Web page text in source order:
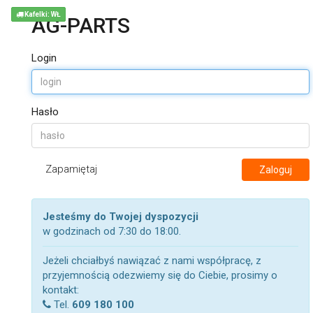
AG-PARTS
Login
Hasło
Zapamiętaj Zaloguj
Jesteśmy do Twojej dyspozycji
w godzinach od 7:30 do 18:00.
Jeżeli chciałbyś nawiązać z nami współpracę, z
przyjemnością odezwiemy się do Ciebie, prosimy o
kontakt:
Tel. 609 180 100
Kafelki: WŁ